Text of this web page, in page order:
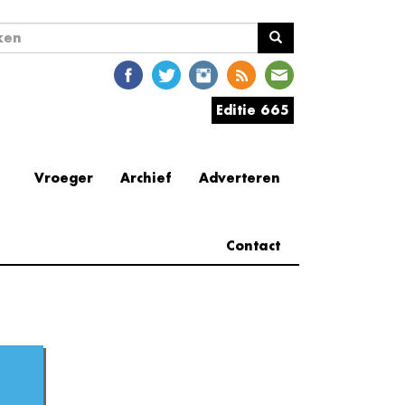
Editie 665
Adverteren
Archief
Vroeger
Contact